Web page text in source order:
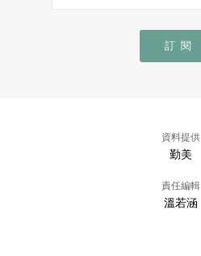
訂閱
資料提供
勤美
責任編輯
溫若涵